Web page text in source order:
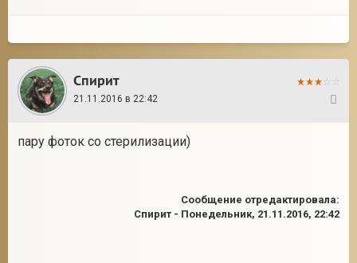
Спирит
21.11.2016 в 22:42
пару фоток со стерилизации)
Сообщение отредактировала:
Спирит - Понедельник, 21.11.2016, 22:42